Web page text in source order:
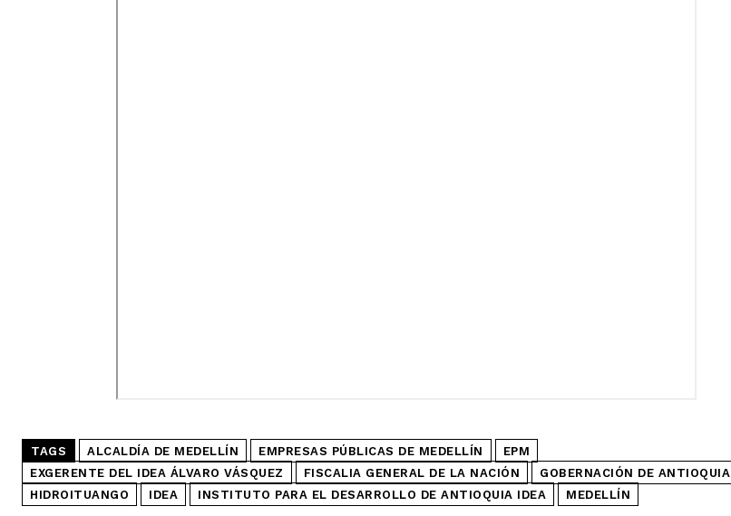
TAGS ALCALDÍA DE MEDELLÍN EMPRESAS PÚBLICAS DE MEDELLÍN
EPM
EXGERENTE DEL IDEA ÁLVARO VÁSQUEZ
FISCALIA GENERAL DE LA NACIÓN
GOBERNACIÓN DE ANTIOQUIA
HIDROITUANGO
IDEA INSTITUTO PARA EL DESARROLLO DE ANTIOQUIA IDEA MEDELLÍN